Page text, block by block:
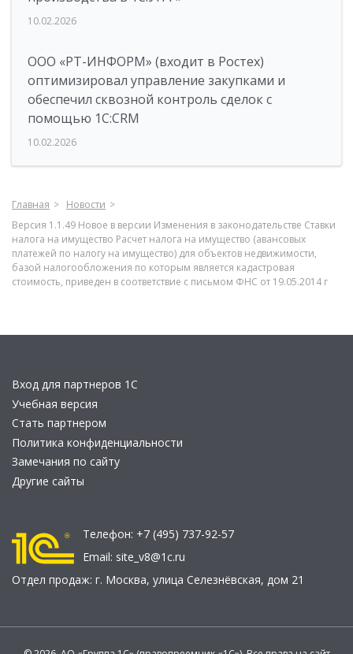
10.02.2026
ООО «РТ-ИНФОРМ» (входит в Ростех)
оптимизировал управление закупками и
обеспечил сквозной контроль сделок с
помощью 1С:CRM
10.02.2026
Главная
Новости
Версия 1.1.49 Новое в версии Изменения в законодательстве Ставки
налога на имущество Расчет налога на имущество (авансовых
платежей по налогу на имущество) для объектов недвижимости,
базой налогообложения по которым является кадастровая
стоимость, приведен в соответствие с письмом ФНС от 19.05.2014 г
Вход для партнеров 1С
Учебная версия
Стать партнером
Политика конфиденциальности
Замечания по сайту
Другие сайты
Телефон: +7 (495) 737-92-57
Email: site_v8@1c.ru
Отдел продаж: г. Москва, улица Селезнёвская, дом 21